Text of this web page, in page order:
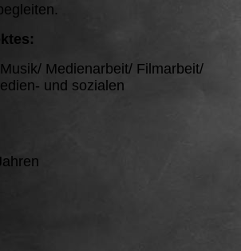
Medienarbeit/ Filmarbeit/
und sozialen